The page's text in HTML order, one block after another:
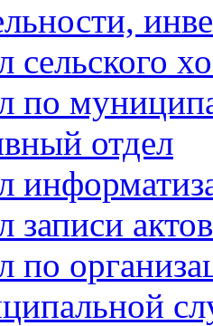
сельского
по
отдел
записи
по